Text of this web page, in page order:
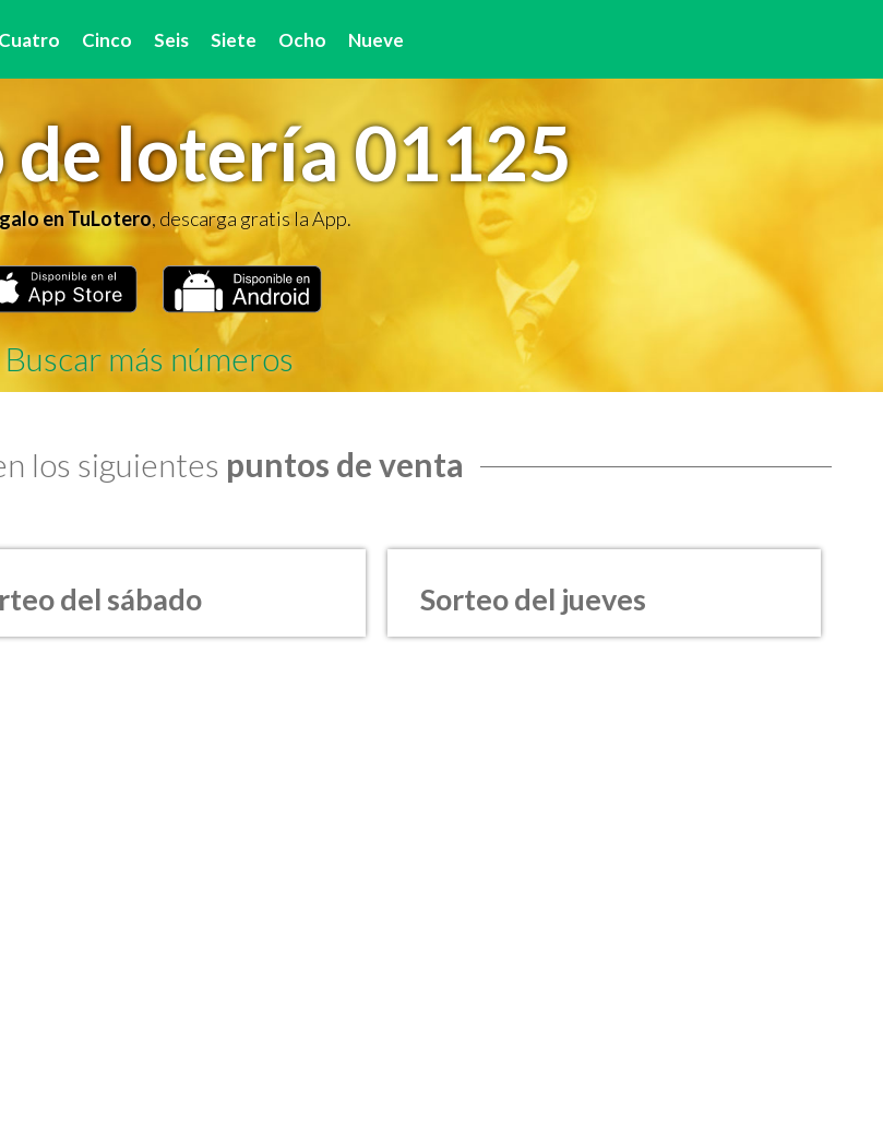
Cuatro Cinco Seis Siete Ocho Nueve
lotería 01125
en TuLotero, descarga gratis la App.
Buscar más números
los siguientes puntos de venta
del sábado Sorteo del jueves